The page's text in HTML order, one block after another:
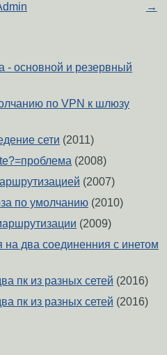
→
- основной и резервный
по VPN к шлюзу
сети (2011)
(2008)
(2007)
по умолчанию (2010)
(2009)
на два соединенния с инетом
пк из разных сетей (2016)
пк из разных сетей (2016)